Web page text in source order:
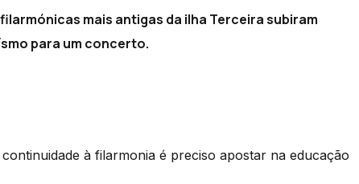
mais antigas da ilha Terceira subiram
para um concerto.
à filarmonia é preciso apostar na educação